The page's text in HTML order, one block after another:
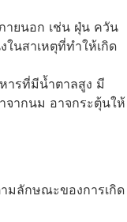
ายนอก เช่น ฝุ่น ควัน
ในสาเหตุที่ทำให้เกิด
ารที่มีน้ำตาลสูง มี
ากนม อาจกระตุ้นให้
มลักษณะของการเกิด